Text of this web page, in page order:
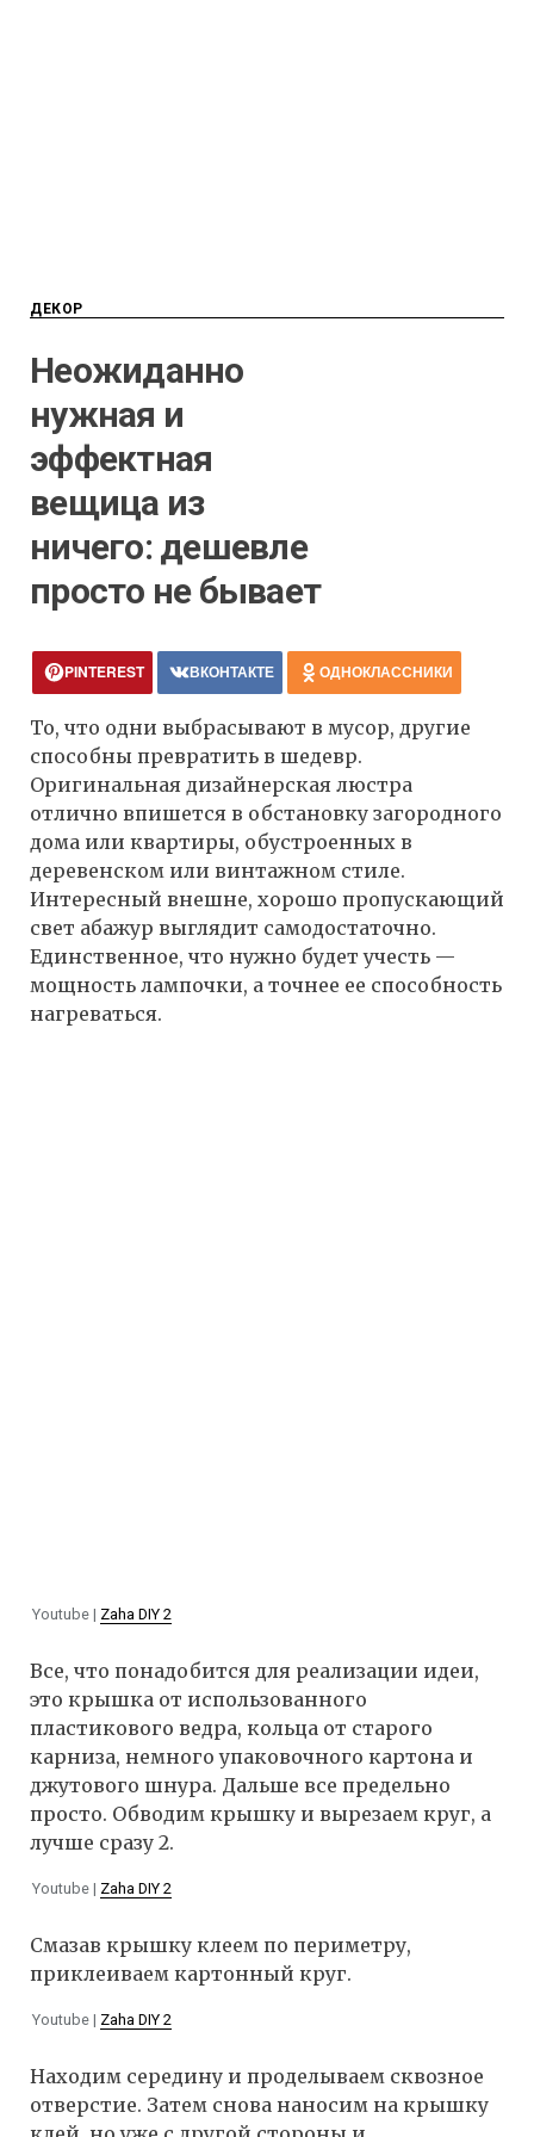
ДЕКОР
Неожиданно
нужная и
эффектная
вещица из
ничего: дешевле
просто не бывает
PINTEREST ВКОНТАКТЕ ОДНОКЛАССНИКИ
То, что одни выбрасывают в мусор, другие
способны превратить в шедевр.
Оригинальная дизайнерская люстра
отлично впишется в обстановку загородного
дома или квартиры, обустроенных в
деревенском или винтажном стиле.
Интересный внешне, хорошо пропускающий
свет абажур выглядит самодостаточно.
Единственное, что нужно будет учесть —
мощность лампочки, а точнее ее способность
нагреваться.
Youtube | Zaha DIY 2
Все, что понадобится для реализации идеи,
это крышка от использованного
пластикового ведра, кольца от старого
карниза, немного упаковочного картона и
джутового шнура. Дальше все предельно
просто. Обводим крышку и вырезаем круг, а
лучше сразу 2.
Youtube | Zaha DIY 2
Смазав крышку клеем по периметру,
приклеиваем картонный круг.
Youtube | Zaha DIY 2
Находим середину и проделываем сквозное
отверстие. Затем снова наносим на крышку